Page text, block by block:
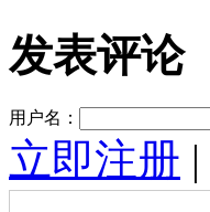
发表评论
用户名：
立即注册 |